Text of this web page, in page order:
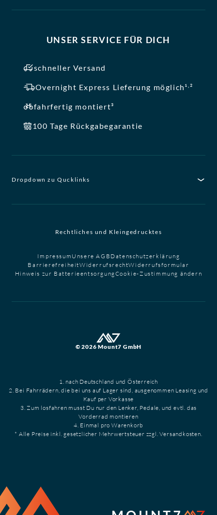
UNSER SERVICE FÜR DICH
schneller Versand
Overnight Express Lieferung möglich¹ ,²
fahrfertig montiert³
100 Tage Rückgabegarantie
Dropdown zu Qucklinks
Rechtliches und Kleingedrucktes
Impressum Unsere AGB Datenschutzerklärung
BarrierefreiheitWiderrufsrechtWiderrufsformular
Hinweis zur BatterieentsorgungCookie-Zustimmung ändern
© 2026 Mount7 GmbH
1. nach Deutschland und Österreich
2. Bei Fahrrädern, die bei uns auf Lager sind, ausgenommen Leasing und
Kauf per Vorkasse
3. Zum losfahren musst Du nur den Lenker, Pedale, und evtl. das
Vorderrad montieren
4. Einmal pro Warenkorb
* Alle Preise inkl. gesetzlicher Mehrwertsteuer zzgl. Versandkosten.